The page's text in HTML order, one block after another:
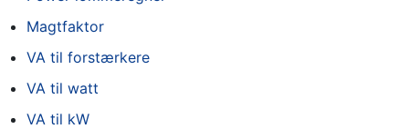
Magtfaktor
VA til forstærkere
VA til watt
VA til kW